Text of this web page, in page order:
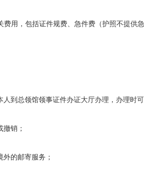
费用，包括证件规费、急件费（护照不提
人到总领馆领事证件办证大厅办理，办理时
销；
外的邮寄服务；